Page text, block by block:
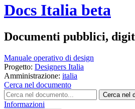
Docs Italia beta
Documenti pubblici,
Manuale operativo di design
Progetto: Designers Italia
Amministrazione: italia
Cerca nel documento
Cerca nel
Informazioni